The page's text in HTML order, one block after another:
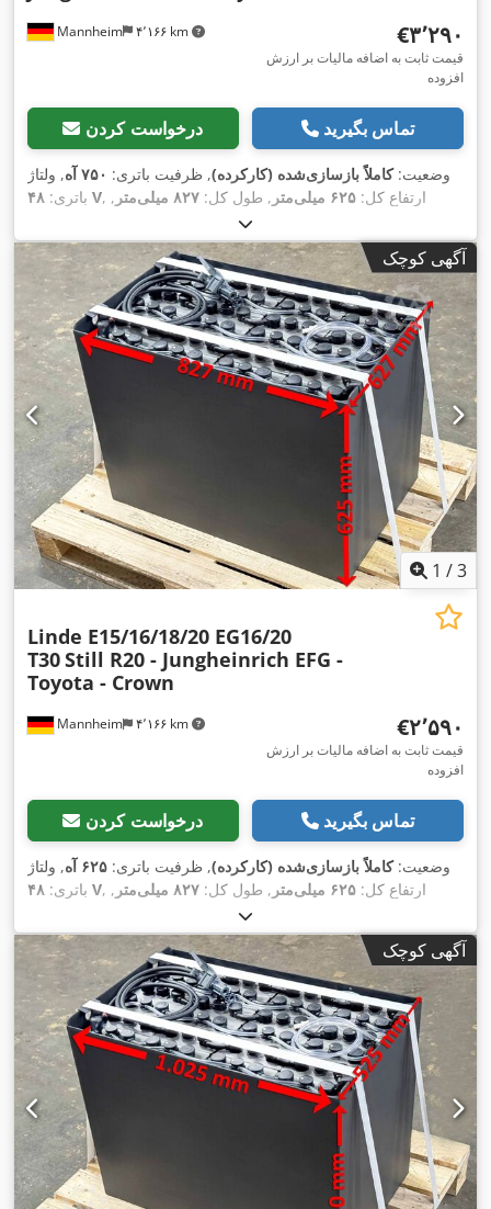
Mannheim ۴٬۱۶۶ km ‎€۳٬۲۹۰
قیمت ثابت به اضافه مالیات بر ارزش
افزوده
درخواست کردن تماس بگیرید
وضعیت:کاملاً بازسازی‌شده (کارکرده), ظرفیت باتری: ۷۵۰ آه
, ولتاژ
باتری: ۴۸ V , ارتفاع کل: ۶۲۵ میلی‌متر , طول کل: ۸۲۷ میلی‌متر
,
آگهی کوچک
1 /3
Mannheim ۴٬۱۶۶ km
Linde E15/16/18/20 EG16/20
T30Still R20 - Jungheinrich EFG -
Toyota - Crown
‎€۲٬۵۹۰
قیمت ثابت به اضافه مالیات بر ارزش
افزوده
درخواست کردن تماس بگیرید
وضعیت:کاملاً بازسازی‌شده (کارکرده), ظرفیت باتری: ۶۲۵ آه
, ولتاژ
باتری: ۴۸ V , ارتفاع کل: ۶۲۵ میلی‌متر , طول کل: ۸۲۷ میلی‌متر
,
آگهی کوچک